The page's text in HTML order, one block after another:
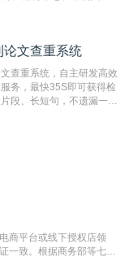
稿和已发表的文献,检测
第一作者,才能排除已发
。（限制字符数1万）
论文查重系统
查重系统，自主研发高效
务，最快35S即可获得检
段、长短句，不遗漏一处
商平台或线下授权店领
一致。根据商务部等七部